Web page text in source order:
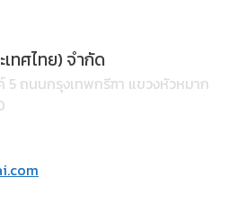
เทศไทย) จำกัด
5 ถนนกรุงเทพกรีฑา แขวงหัวหมาก